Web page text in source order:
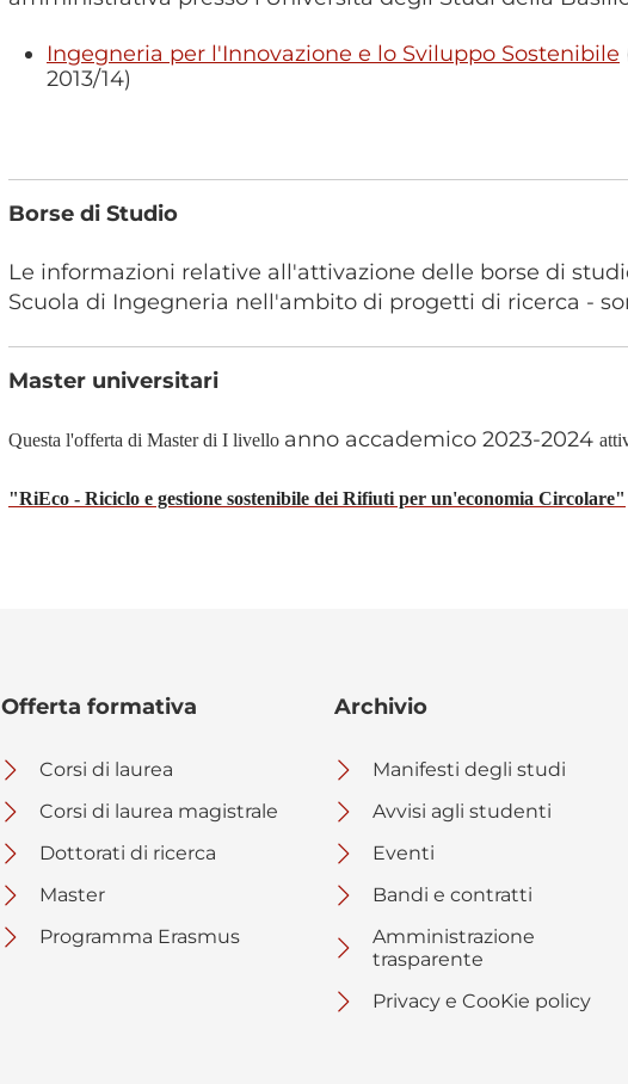
Ingegneria per l'Innovazione e lo Sviluppo Sostenibile
2013/14)
Borse di Studio
Le informazioni relative all'attivazione delle borse di
Scuola di Ingegneria nell'ambito di progetti di ricerca -
Master universitari
Questa l'offerta di Master di I livello anno accademico 2023-2024
"RiEco - Riciclo e gestione sostenibile dei Rifiuti per un'economia Circolare"
Offerta formativa
Corsi di laurea
Corsi di laurea magistrale
Dottorati di ricerca
Master
Programma Erasmus
Archivio
Manifesti degli studi
Avvisi agli studenti
Eventi
Bandi e contratti
Amministrazione
trasparente
Privacy e CooKie policy